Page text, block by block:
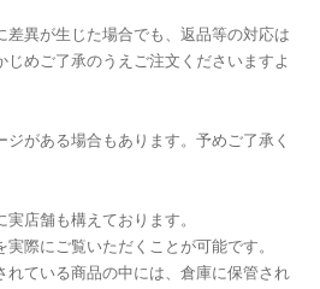
差異が生じた場合でも、返品等の対応は
じめご了承のうえご注文くださいますよ
がある場合もあります。予めご了承く
店舗も構えております。
際にご覧いただくことが可能です。
ている商品の中には、倉庫に保管され